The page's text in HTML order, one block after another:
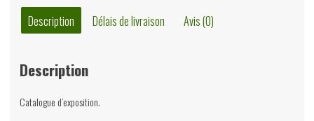
nos
provinces,
Rouzet,
Bibliothèque
Description Délais de livraison Avis (0)
Description
Catalogue d’exposition.